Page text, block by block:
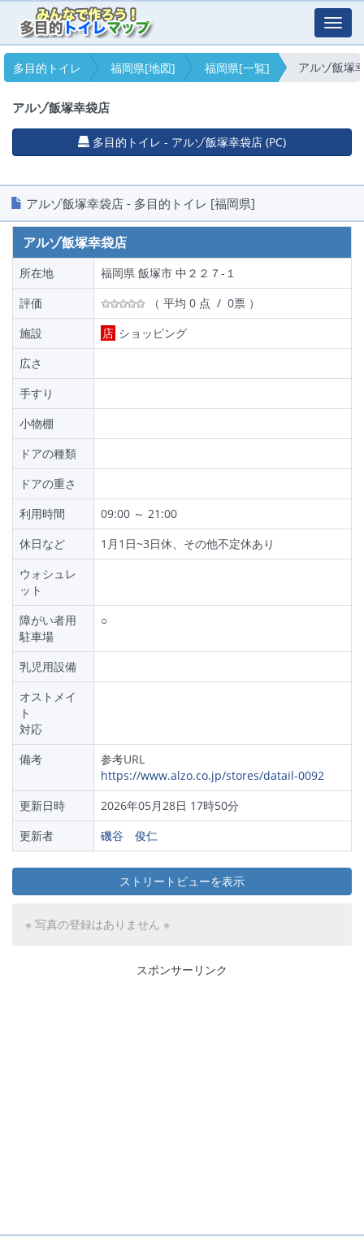
多目的トイレ
福岡県[地図] 福岡県[一覧] アルゾ飯塚
アルゾ飯塚幸袋店
多目的トイレ - アルゾ飯塚幸袋店 (PC)
アルゾ飯塚幸袋店 - 多目的トイレ [福岡県]
アルゾ飯塚幸袋店
所在地
福岡県 飯塚市 中２２７-１
評価
（ 平均 0 点 / 0票 ）
施設
店 ショッピング
広さ
手すり
小物棚
ドアの種類
ドアの重さ
利用時間
09:00 ～ 21:00
休日など
1月1日~3日休、その他不定休あり
ウォシュレ
ット
障がい者用
駐車場
○
乳児用設備
オストメイ
ト
対応
備考
参考URL
https://www.alzo.co.jp/stores/datail-0092
更新日時
2026年05月28日 17時50分
更新者
磯谷 俊仁
ストリートビューを表示
※ 写真の登録はありません ※
スポンサーリンク